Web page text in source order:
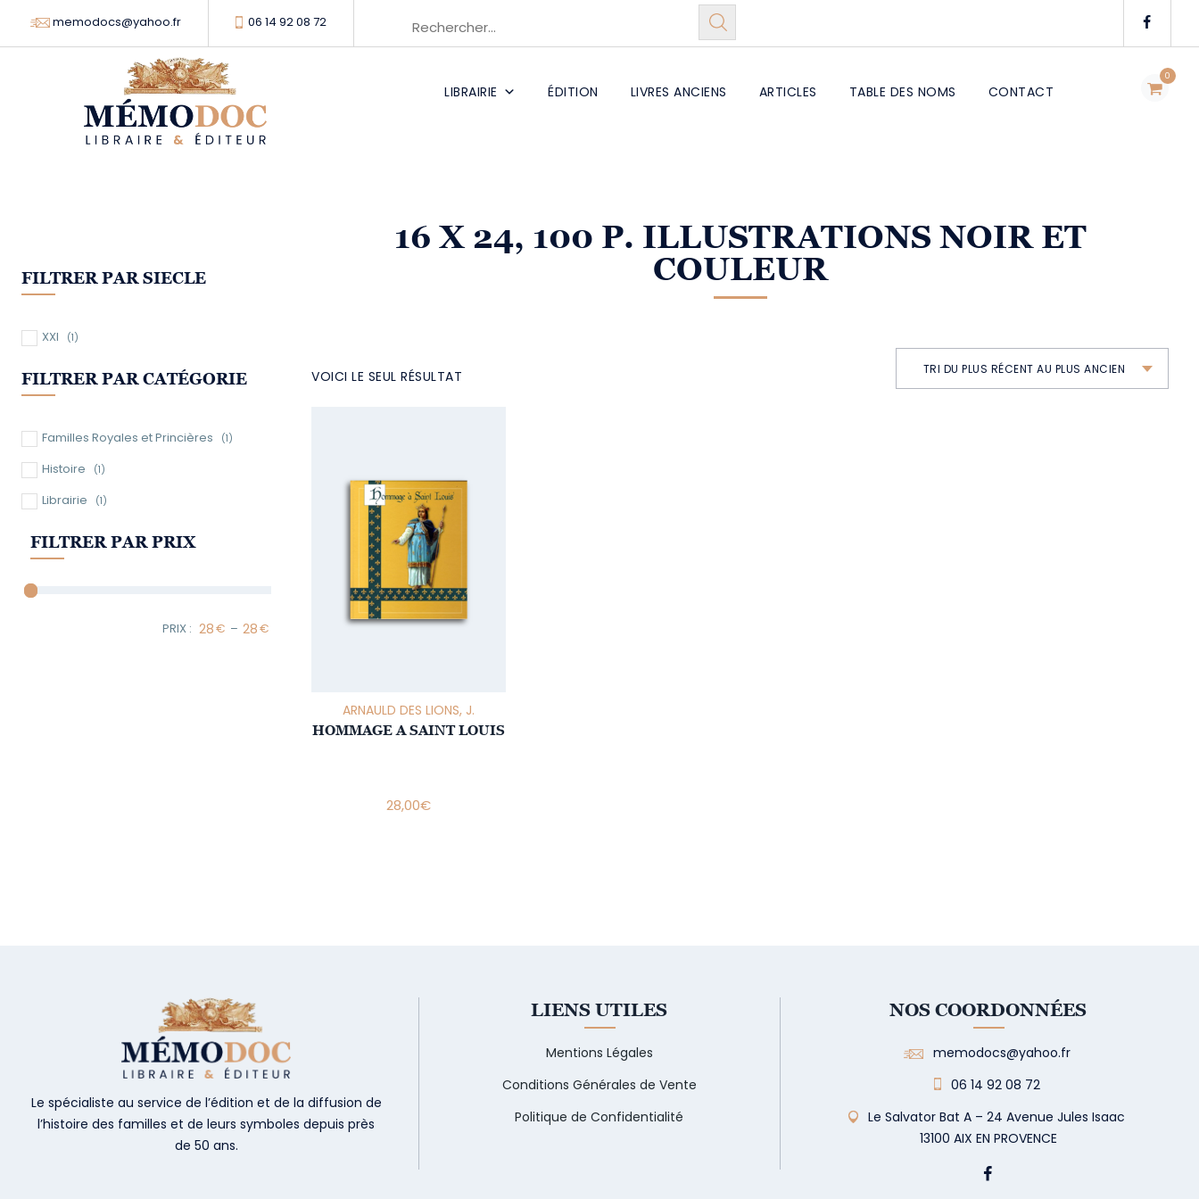
memodocs@yahoo.fr 06 14 92 08 72
0
LIBRAIRIE ÉDITION LIVRES ANCIENS ARTICLES TABLE DES NOMS CONTACT
16 X 24, 100 P. ILLUSTRATIONS NOIR ET
COULEUR
VOICI LE SEUL RÉSULTAT TRI DU PLUS RÉCENT AU PLUS ANCIEN
ARNAULD DES LIONS, J.
HOMMAGE A SAINT LOUIS
28,00€
FILTRER PAR SIECLE
XXI (1)
FILTRER PAR CATÉGORIE
Familles Royales et Princières (1)
Histoire (1)
Librairie (1)
FILTRER PAR PRIX
Minimum Price
–
Maximum Price
Le spécialiste au service de l’édition et de la diffusion de
l’histoire des familles et de leurs symboles depuis près
de 50 ans.
LIENS UTILES
Mentions Légales
Conditions Générales de Vente
Politique de Confidentialité
NOS COORDONNÉES
memodocs@yahoo.fr
06 14 92 08 72
Le Salvator Bat A – 24 Avenue Jules Isaac
13100 AIX EN PROVENCE